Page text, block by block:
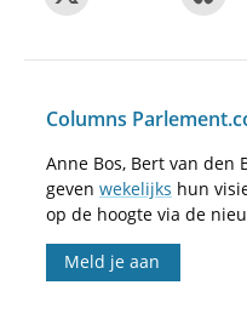
Columns
Anne Bos, Bert van den
geven wekelijks hun
op de hoogte via de
Meld je aan